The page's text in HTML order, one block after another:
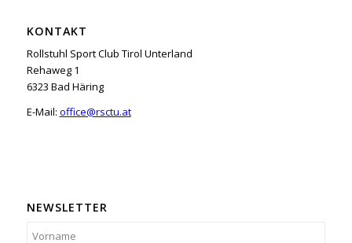
KONTAKT
Rollstuhl Sport Club Tirol Unterland
Rehaweg 1
6323 Bad Häring
E-Mail: office@rsctu.at
NEWSLETTER